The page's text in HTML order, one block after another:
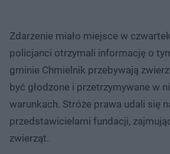
Zdarzenie miało miejsce w
policjanci otrzymali informację o
gminie Chmielnik przebywają
być głodzone i przetrzymywane w
warunkach. Stróże prawa udali się
przedstawicielami fundacji,
zwierząt.